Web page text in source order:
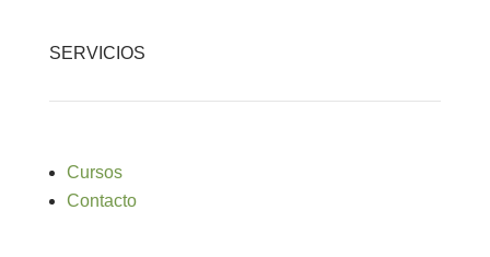
SERVICIOS
Cursos
Contacto